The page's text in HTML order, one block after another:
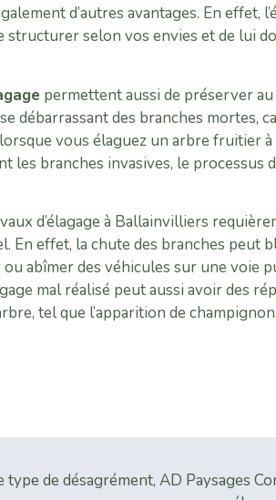
d’autres avantages. En effet,
structurer selon vos envies et de lui
permettent aussi de préserver
débarrassant des branches mortes,
vous élaguez un arbre fruitier à
les branches invasives, le processus
d’élagage à Ballainvilliers
En effet, la chute des branches peut
abîmer des véhicules sur une voie
mal réalisé peut aussi avoir des
tel que l’apparition de
type de désagrément, AD Paysages